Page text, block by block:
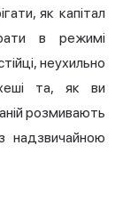
як капітал
в режимі
неухильно
та, як ви
розмивають
надзвичайною